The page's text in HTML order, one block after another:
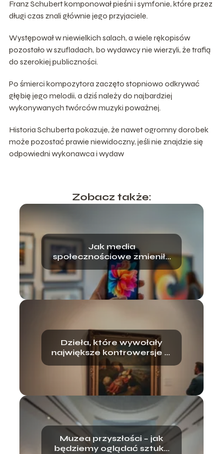
Franz Schubert komponował pieśni i symfonie, które przez
długi czas znali głównie jego przyjaciele.
Występował w niewielkich salach, a wiele rękopisów
pozostało w szufladach, bo wydawcy nie wierzyli, że trafią
do szerokiej publiczności.
Po śmierci kompozytora zaczęto stopniowo odkrywać
głębię jego melodii, a dziś należy do najbardziej
wykonywanych twórców muzyki poważnej.
Historia Schuberta pokazuje, że nawet ogromny dorobek
może pozostać prawie niewidoczny, jeśli nie znajdzie się
odpowiedni wykonawca i wydaw
Zobacz także:
Jak media
społecznościowe zmieniły
świat sztuki?
Dzieła, które wywołały
największe kontrowersje w
historii
Muzea przyszłości – jak
będziemy oglądać sztukę